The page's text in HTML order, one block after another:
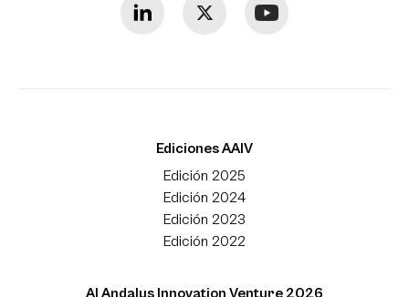
Ediciones AAIV
Edición 2025
Edición 2024
Edición 2023
Edición 2022